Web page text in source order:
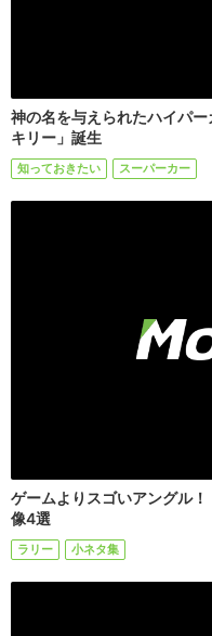
神の名を与えられたハイパ
キリー」誕生
知っておきたい スーパーカー
ゲームよりスゴいアングル
像4選
ラリー 小ネタ集